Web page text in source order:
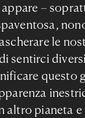
–
le
sentirci
questo
altro pianeta